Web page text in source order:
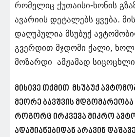
რომელიც ქუთაისი-ხონის
ავარიის დეტალებს ყვება.
დაღუპულია მსუბუქ
გვერდით მჯდომი ქალი,
მოზარდი ამჟამად
მისივე თქმით მსუბუქ
მეორე ბავშვის
როგორც ირკვევა მიკრო
ადამიანებიდან არავინ